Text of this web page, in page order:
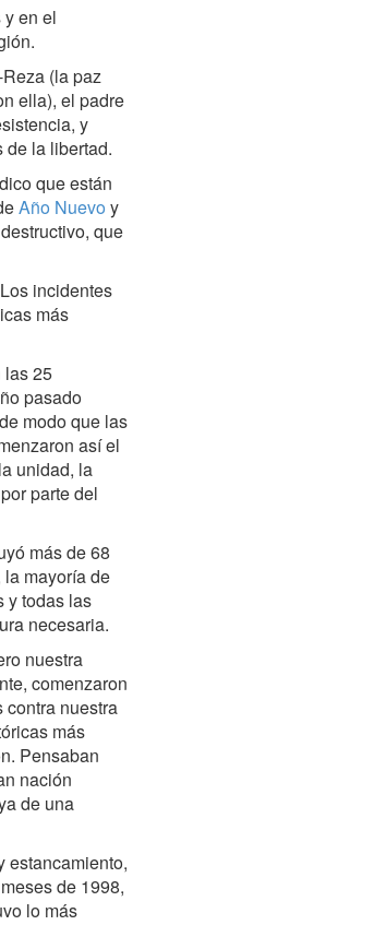
en el
(la paz
ella), el padre
y
de la libertad.
que están
Año Nuevo y
que
incidentes
más
las 25
pasado
modo que las
así el
unidad, la
parte del
más de 68
mayoría de
y todas las
necesaria.
nuestra
comenzaron
contra nuestra
más
Pensaban
nación
de una
estancamiento,
de 1998,
lo más